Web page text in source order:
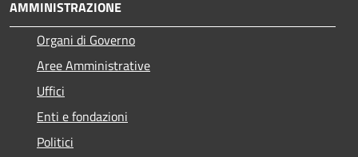
AMMINISTRAZIONE
Organi di Governo
Aree Amministrative
Uffici
Enti e fondazioni
Politici